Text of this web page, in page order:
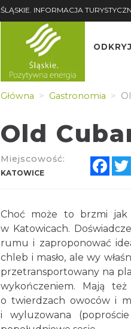
ŚLĄSKIE. INFORMACJA
ODKRYJ
Główna Gastronomia
Old
Miejscowość:
KATOWICE
Choć może to brzmi jak
w Katowicach.
rumu i zaproponować
chleb i masło, ale wy
przetransportowany na
wykończeniem. Mają
o twierdzach owoców i
i wyluzowana